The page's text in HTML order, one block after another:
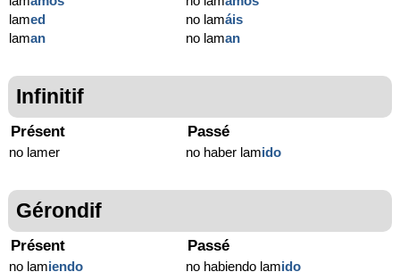
lamed
laman
no lamáis
no laman
Infinitif
Présent
no lamer
Passé
no haber lamido
Gérondif
Présent
no lamiendo
Passé
no habiendo lamido